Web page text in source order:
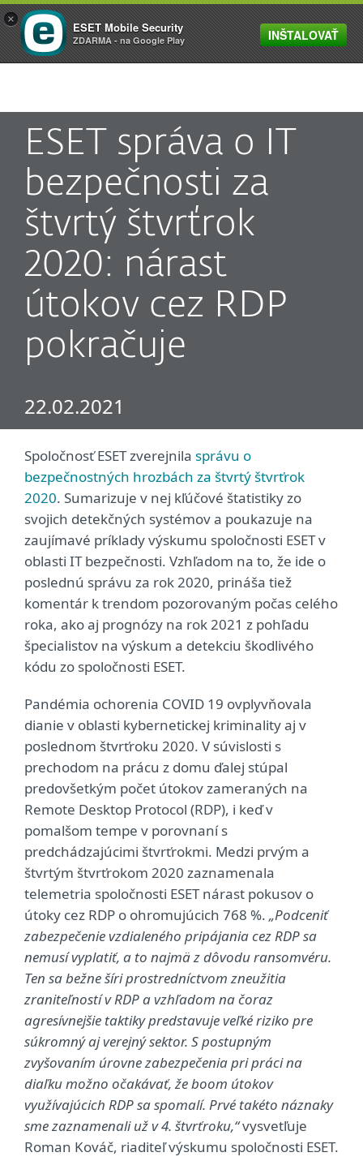
MENU
ESET správa o IT
bezpečnosti za
štvrtý štvrťrok
2020: nárast
útokov cez RDP
pokračuje
22.02.2021
Spoločnosť ESET zverejnila správu o
bezpečnostných hrozbách za štvrtý štvrťrok
2020. Sumarizuje v nej kľúčové štatistiky zo
svojich detekčných systémov a poukazuje na
zaujímavé príklady výskumu spoločnosti ESET v
oblasti IT bezpečnosti. Vzhľadom na to, že ide o
poslednú správu za rok 2020, prináša tiež
komentár k trendom pozorovaným počas celého
roka, ako aj prognózy na rok 2021 z pohľadu
špecialistov na výskum a detekciu škodlivého
kódu zo spoločnosti ESET.
Pandémia ochorenia COVID 19 ovplyvňovala
dianie v oblasti kybernetickej kriminality aj v
poslednom štvrťroku 2020. V súvislosti s
prechodom na prácu z domu ďalej stúpal
predovšetkým počet útokov zameraných na
Remote Desktop Protocol (RDP), i keď v
pomalšom tempe v porovnaní s
predchádzajúcimi štvrťrokmi. Medzi prvým a
štvrtým štvrťrokom 2020 zaznamenala
telemetria spoločnosti ESET nárast pokusov o
útoky cez RDP o ohromujúcich 768 %. „Podceniť
zabezpečenie vzdialeného pripájania cez RDP sa
nemusí vyplatiť, a to najmä z dôvodu ransomvéru.
Ten sa bežne šíri prostredníctvom zneužitia
zraniteľností v RDP a vzhľadom na čoraz
agresívnejšie taktiky predstavuje veľké riziko pre
súkromný aj verejný sektor. S postupným
zvyšovaním úrovne zabezpečenia pri práci na
diaľku možno očakávať, že boom útokov
využívajúcich RDP sa spomalí. Prvé takéto náznaky
sme zaznamenali už v 4. štvrťroku,“vysvetľuje
Roman Kováč, riaditeľ výskumu spoločnosti ESET.
×
ESET Mobile Security
ZDARMA - na Google Play INŠTALOVAŤ